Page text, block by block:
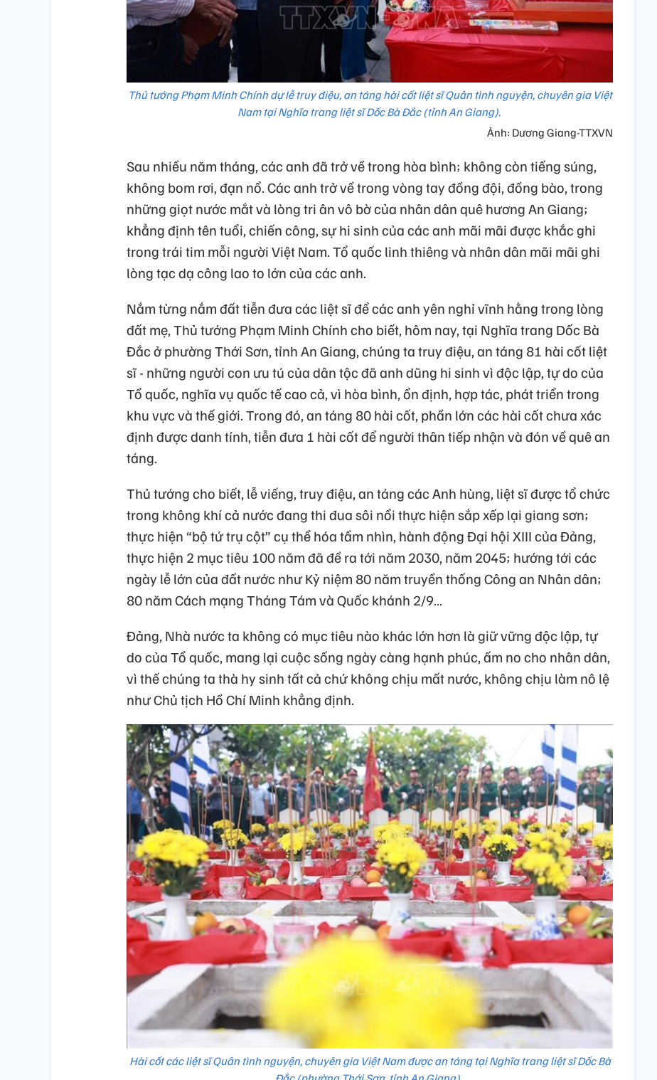
Thủ tướng Phạm Minh Chính dự lễ truy điệu, an táng hài cốt liệt sĩ Quân tình nguyện, chuyên gia Việt
Nam tại Nghĩa trang liệt sĩ Dốc Bà Đắc (tỉnh An Giang).
Ảnh: Dương Giang-TTXVN
Sau nhiều năm tháng, các anh đã trở về trong hòa bình; không còn tiếng súng,
không bom rơi, đạn nổ. Các anh trở về trong vòng tay đồng đội, đồng bào, trong
những giọt nước mắt và lòng tri ân vô bờ của nhân dân quê hương An Giang;
khẳng định tên tuổi, chiến công, sự hi sinh của các anh mãi mãi được khắc ghi
trong trái tim mỗi người Việt Nam. Tổ quốc linh thiêng và nhân dân mãi mãi ghi
lòng tạc dạ công lao to lớn của các anh.
Nắm từng nắm đất tiễn đưa các liệt sĩ để các anh yên nghỉ vĩnh hằng trong lòng
đất mẹ, Thủ tướng Phạm Minh Chính cho biết, hôm nay, tại Nghĩa trang Dốc Bà
Đắc ở phường Thới Sơn, tỉnh An Giang, chúng ta truy điệu, an táng 81 hài cốt liệt
sĩ - những người con ưu tú của dân tộc đã anh dũng hi sinh vì độc lập, tự do của
Tổ quốc, nghĩa vụ quốc tế cao cả, vì hòa bình, ổn định, hợp tác, phát triển trong
khu vực và thế giới. Trong đó, an táng 80 hài cốt, phần lớn các hài cốt chưa xác
định được danh tính, tiễn đưa 1 hài cốt để người thân tiếp nhận và đón về quê an
táng.
Thủ tướng cho biết, lễ viếng, truy điệu, an táng các Anh hùng, liệt sĩ được tổ chức
trong không khí cả nước đang thi đua sôi nổi thực hiện sắp xếp lại giang sơn;
thực hiện “bộ tứ trụ cột” cụ thể hóa tầm nhìn, hành động Đại hội XIII của Đảng,
thực hiện 2 mục tiêu 100 năm đã đề ra tới năm 2030, năm 2045; hướng tới các
ngày lễ lớn của đất nước như Kỷ niệm 80 năm truyền thống Công an Nhân dân;
80 năm Cách mạng Tháng Tám và Quốc khánh 2/9…
Đảng, Nhà nước ta không có mục tiêu nào khác lớn hơn là giữ vững độc lập, tự
do của Tổ quốc, mang lại cuộc sống ngày càng hạnh phúc, ấm no cho nhân dân,
vì thế chúng ta thà hy sinh tất cả chứ không chịu mất nước, không chịu làm nô lệ
như Chủ tịch Hồ Chí Minh khẳng định.
Hài cốt các liệt sĩ Quân tình nguyện, chuyên gia Việt Nam được an táng tại Nghĩa trang liệt sĩ Dốc Bà